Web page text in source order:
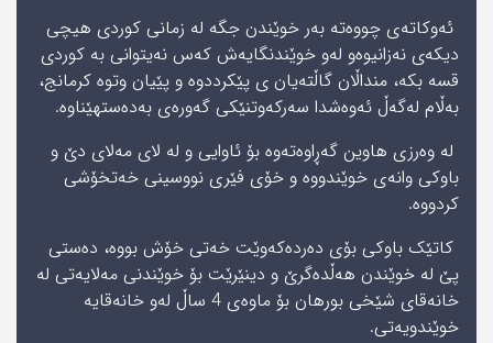
ئەوکاتەى چووەتە بەر خوێندن جگە لە زمانی کوردی ھیچی
دیکەی نەزانیوەو لەو خوێندنگایەش کەس نەیتوانی بە کوردی
قسە بکە، منداڵان گاڵتەیان ی پێکرددوە و پێیان وتوە کرمانج،
بەڵام لەگەڵ ئەوەشدا سەرکەوتنێکی گەورەى بەدەستهێناوە.
لە وەرزى ھاوین گەڕاوەتەوە بۆ ئاوایی و لە لای مەلای دێ و
باوکی وانەى خوێندووە و خۆى فێرى نووسینی خەتخۆشى
کردووە.
کاتێک باوکی بۆى دەردەکەوێت خەتی خۆش بووە، دەستی
پێ لە خوێندن ھەڵدەگرێ و دینێرێت بۆ خوێندنى مەلایەتی لە
خانەقای شێخی بورھان بۆ ماوەى 4 ساڵ له‌و خانه‌قایه‌
خوێندویەتى.